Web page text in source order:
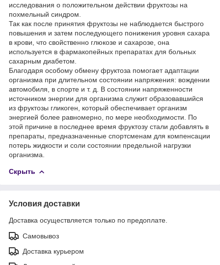
исследования о положительном действии фруктозы на
похмельный синдром.
Так как после принятия фруктозы не наблюдается быстрого
повышения и затем последующего понижения уровня сахара
в крови, что свойственно глюкозе и сахарозе, она
используется в фармакопейных препаратах для больных
сахарным диабетом.
Благодаря особому обмену фруктоза помогает адаптации
организма при длительном состоянии напряжения: вождении
автомобиля, в спорте и т. д. В состоянии напряженности
источником энергии для организма служит образовавшийся
из фруктозы гликоген, который обеспечивает организм
энергией более равномерно, по мере необходимости. По
этой причине в последнее время фруктозу стали добавлять в
препараты, предназначенные спортсменам для компенсации
потерь жидкости и соли состоянии предельной нагрузки
организма.
Скрыть
Условия доставки
Доставка осуществляется только по предоплате.
Самовывоз
Доставка курьером